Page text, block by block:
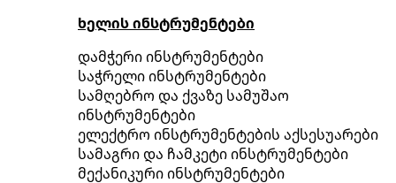
ხელის ინსტრუმენტები
დამჭერი ინსტრუმენტები
საჭრელი ინსტრუმენტები
სამღებრო და ქვაზე სამუშაო
ინსტრუმენტები
ელექტრო ინსტრუმენტების აქსესუარები
სამაგრი და ჩამკეტი ინსტრუმენტები
მექანიკური ინსტრუმენტები